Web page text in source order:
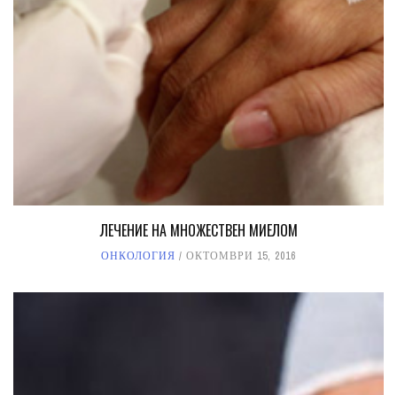
ЛЕЧЕНИЕ НА МНОЖЕСТВЕН МИЕЛОМ
ОНКОЛОГИЯ ОКТОМВРИ 15, 2016